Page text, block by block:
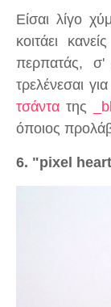
Είσαι λίγο
κοιτάει
περπατάς, σ'
τρελένεσαι
τσάντα της
όποιος
6. "pixel